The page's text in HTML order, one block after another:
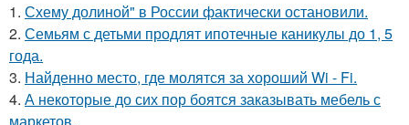
1. Схему долиной" в России фактически остановили.
2. Семьям с детьми продлят ипотечные каникулы до 1, 5
года.
3. Найденно место, где молятся за хороший Wi - Fi.
4. А некоторые до сих пор боятся заказывать мебель с